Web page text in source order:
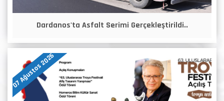
Dardanos'ta Asfalt Serimi Gerçekleştirildi..
07 Ağustos 2026